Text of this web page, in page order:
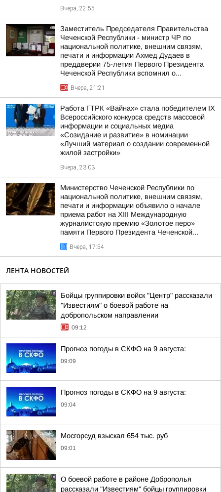
Вчера, 22:55
Заместитель Председателя Правительства
Чеченской Республики - министр ЧР по
национальной политике, внешним связям,
печати и информации Ахмед Дудаев в
преддверии 75-летия Первого Президента
Чеченской Республики вспомнил о...
Вчера, 21:21
Работа ГТРК «Вайнах» стала победителем IX
Всероссийского конкурса средств массовой
информации и социальных медиа
«Созидание и развитие» в номинации
«Лучший материал о создании современной
жилой застройки»
Вчера, 23:03
Министерство Чеченской Республики по
национальной политике, внешним связям,
печати и информации объявило о начале
приема работ на XIII Международную
журналистскую премию «Золотое перо»
памяти Первого Президента Чеченской...
Вчера, 17:54
ЛЕНТА НОВОСТЕЙ
Бойцы группировки войск "Центр" рассказали
"Известиям" о боевой работе на
добропольском направлении
09:12
Прогноз погоды в СКФО на 9 августа:
09:09
Прогноз погоды в СКФО на 9 августа:
09:04
Мосгорсуд взыскал 654 тыс. руб
09:01
О боевой работе в районе Доброполья
рассказали "Известиям" бойцы группировки